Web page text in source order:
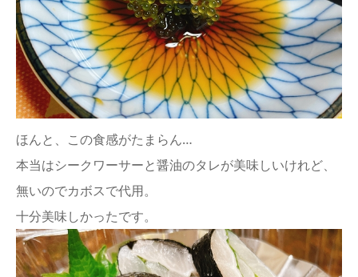
ほんと、この食感がたまらん…
本当はシークワーサーと醤油のタレが美味しいけれど、
無いのでカボスで代用。
十分美味しかったです。